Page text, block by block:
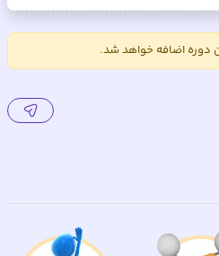
اضافه خواهد شد.